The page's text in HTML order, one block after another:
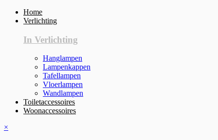
Home
Verlichting
In Verlichting
Hanglampen
Lampenkappen
Tafellampen
Vloerlampen
Wandlampen
Toiletaccessoires
Woonaccessoires
×